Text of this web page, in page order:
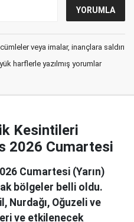
veya imalar, inançlara saldırı
harflerle yazılmış yorumlar
Kesintileri
2026 Cumartesi
Cumartesi (Yarın)
bölgeler belli oldu.
Nurdağı, Oğuzeli ve
ve etkilenecek